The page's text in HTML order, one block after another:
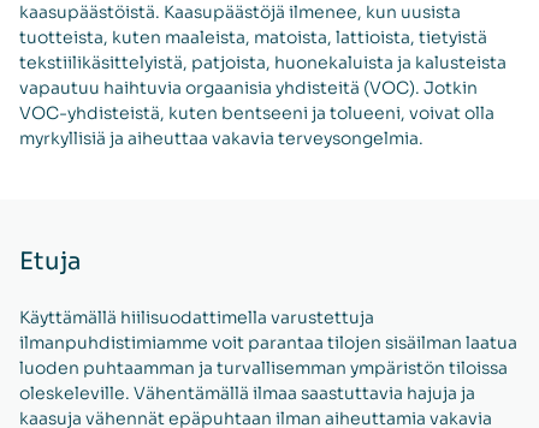
kaasupäästöistä. Kaasupäästöjä ilmenee, kun uusista
tuotteista, kuten maaleista, matoista, lattioista, tietyistä
tekstiilikäsittelyistä, patjoista, huonekaluista ja kalusteista
vapautuu haihtuvia orgaanisia yhdisteitä (VOC). Jotkin
VOC-yhdisteistä, kuten bentseeni ja tolueeni, voivat olla
myrkyllisiä ja aiheuttaa vakavia terveysongelmia.
Etuja
Käyttämällä hiilisuodattimella varustettuja
ilmanpuhdistimiamme voit parantaa tilojen sisäilman laatua
luoden puhtaamman ja turvallisemman ympäristön tiloissa
oleskeleville. Vähentämällä ilmaa saastuttavia hajuja ja
kaasuja vähennät epäpuhtaan ilman aiheuttamia vakavia